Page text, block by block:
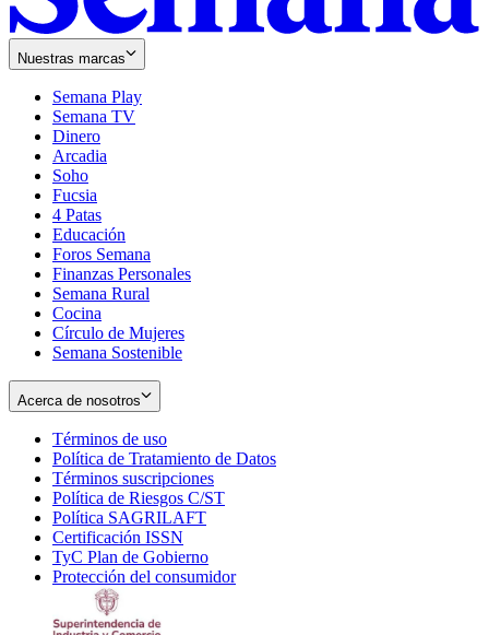
Nuestras marcas
Semana Play
Semana TV
Dinero
Arcadia
Soho
in
new
window
Fucsia
in
new
window
4 Patas
Educación
Foros Semana
Finanzas Personales
Semana Rural
Cocina
Círculo de Mujeres
Semana Sostenible
Acerca de nosotros
Términos de uso
in
new
window
Política de Tratamiento de Datos
Términos suscripciones
in
Política de Riesgos C/ST
Política SAGRILAFT
new
window
Certificación ISSN
in
new
TyC Plan de Gobierno
in
Protección del consumidorOpens